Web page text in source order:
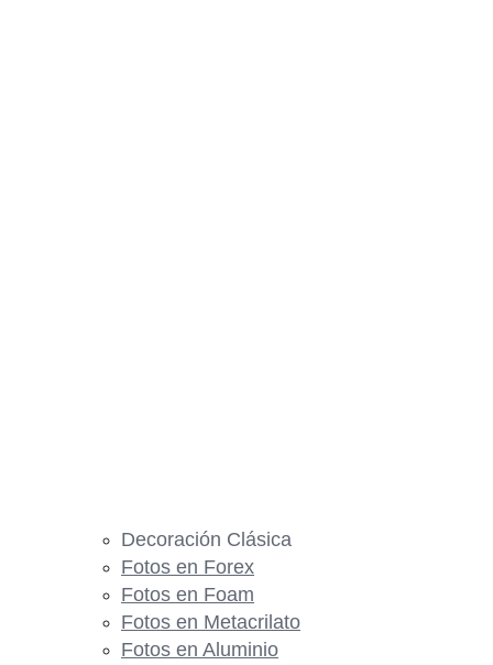
Decoración Clásica
Fotos en Forex
Fotos en Foam
Fotos en Metacrilato
Fotos en Aluminio